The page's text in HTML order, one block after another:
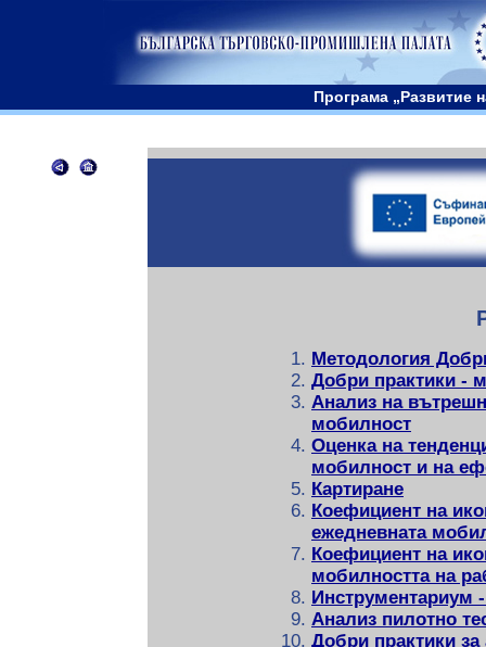
Програма „Развитие
Методология
Добри практики -
Анализ на
мобилност
Оценка на
мобилност и на
Картиране
Коефициент на
ежедневната
Коефициент на
мобилността на
Инструментариум
Анaлиз пилотно
Добри практики за